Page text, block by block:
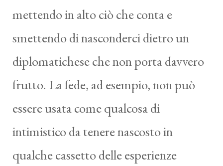
mettendo in alto ciò che conta e
smettendo di nasconderci dietro un
diplomatichese che non porta davvero
frutto. La fede, ad esempio, non può
essere usata come qualcosa di
intimistico da tenere nascosto in
qualche cassetto delle esperienze